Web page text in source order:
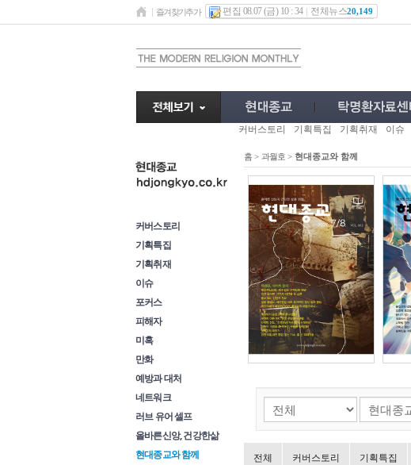
즐겨찾기추가 편집 08.07 (금) 10 : 34 전체뉴스20,149
커버스토리 기획특집 기획취재 이슈
커버스토리
기획특집
기획취재
이슈
포커스
피해자
미혹
만화
예방과 대처
네트워크
러브 유어 셀프
올바른신앙, 건강한삶
현대종교와 함께
홈 > 과월호 > 현대종교와 함께
전체 커버스토리 기획특집